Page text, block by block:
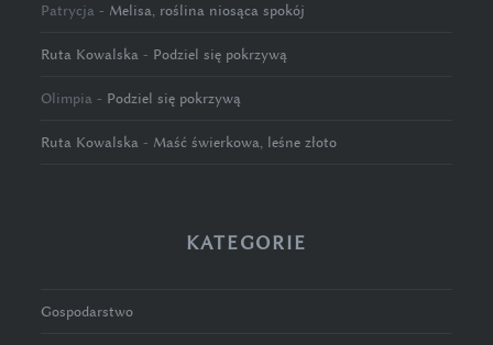
Patrycja - Melisa, roślina niosąca spokój
Ruta Kowalska - Podziel się pokrzywą
Olimpia - Podziel się pokrzywą
Ruta Kowalska - Maść świerkowa, leśne złoto
KATEGORIE
Gospodarstwo